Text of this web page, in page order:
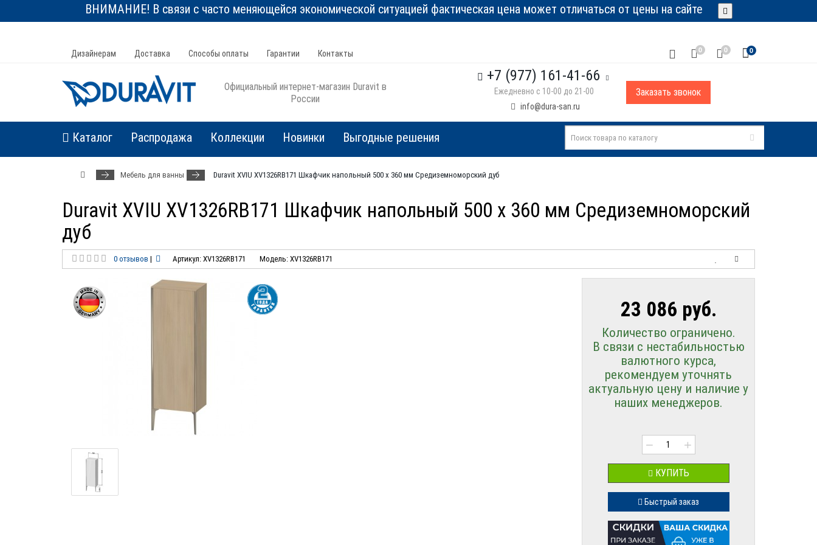
ВНИМАНИЕ! В связи с часто меняющейся экономической ситуацией фактическая цена может отличаться от цены на сайте
Дизайнерам Доставка Способы оплаты Гарантии Контакты 0 0 0
Официальный интернет-магазин Duravit в
России
+7 (977) 161-41-66
Ежедневно с 10-00 до 21-00
info@dura-san.ru
Заказать звонок
Каталог Распродажа Коллекции Новинки Выгодные решения
Мебель для ванны Duravit XVIU XV1326RB171 Шкафчик напольный 500 x 360 мм Средиземноморский дуб
Duravit XVIU XV1326RB171 Шкафчик напольный 500 x 360 мм Средиземноморский
дуб
0 отзывов | Артикул: XV1326RB171 Модель: XV1326RB171
23 086 руб.
Количество ограничено.
В связи с нестабильностью
валютного курса,
рекомендуем уточнять
актуальную цену и наличие у
наших менеджеров.
− +
КУПИТЬ
Быстрый заказ